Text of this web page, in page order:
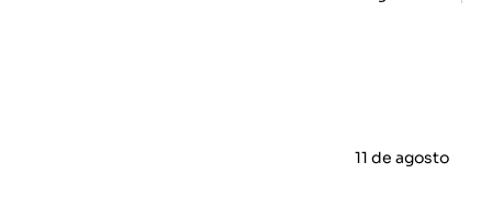
11 de agosto